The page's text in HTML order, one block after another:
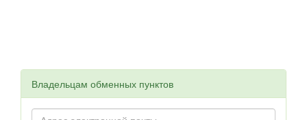
Владельцам обменных пунктов